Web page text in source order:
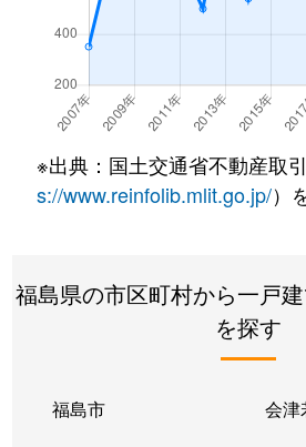
※出典：国土交通省不動産取
s://www.reinfolib.mlit.go.jp/）
福島県の市区町村から一戸
を探す
福島市 会津